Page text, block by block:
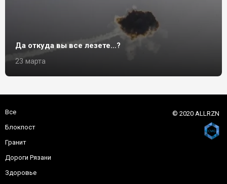
Да откуда вы все лезете…?
23 марта
Все
Блокпост
Гранит
Дороги Рязани
Здоровье
© 2020 ALLRZN